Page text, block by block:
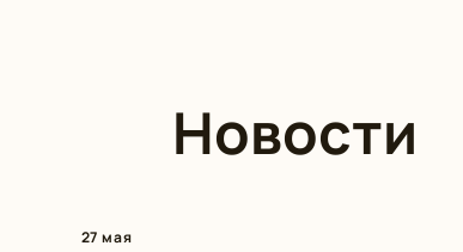
Новости
27 мая